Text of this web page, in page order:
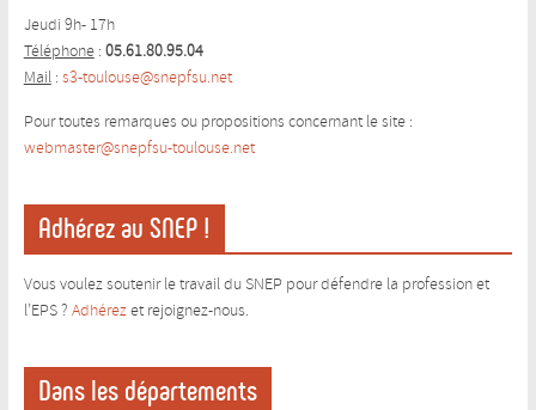
Jeudi 9h- 17h
Téléphone: 05.61.80.95.04
Mail: s3-toulouse@snepfsu.net
Pour toutes remarques ou propositions concernant le site :
webmaster@snepfsu-toulouse.net
Adhérez au SNEP !
Vous voulez soutenir le travail du SNEP pour défendre la profession et
l’EPS ? Adhérezet rejoignez-nous.
Dans les départements